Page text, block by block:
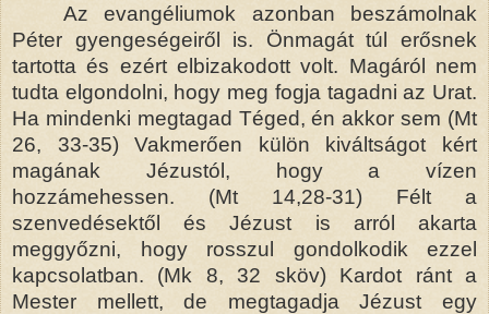
Az evangéliumok azonban beszámolnak
Péter gyengeségeiről is. Önmagát túl erősnek
tartotta és ezért elbizakodott volt. Magáról nem
tudta elgondolni, hogy meg fogja tagadni az Urat.
Ha mindenki megtagad Téged, én akkor sem (Mt
26, 33-35) Vakmerően külön kiváltságot kért
magának Jézustól, hogy a vízen
hozzámehessen. (Mt 14,28-31) Félt a
szenvedésektől és Jézust is arról akarta
meggyőzni, hogy rosszul gondolkodik ezzel
kapcsolatban. (Mk 8, 32 sköv) Kardot ránt a
Mester mellett, de megtagadja Jézust egy